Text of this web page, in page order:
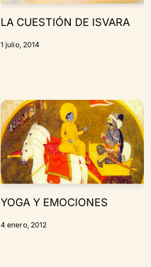
LA CUESTIÓN DE ISVARA
1 julio, 2014
YOGA Y EMOCIONES
4 enero, 2012